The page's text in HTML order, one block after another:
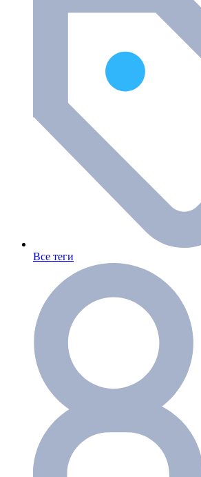
Все теги